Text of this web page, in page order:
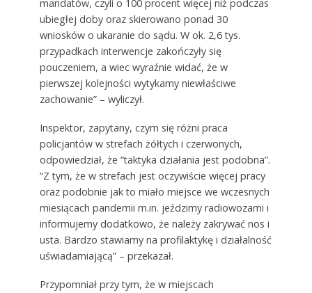
mandatów, czyli o 100 procent więcej niż podczas
ubiegłej doby oraz skierowano ponad 30
wniosków o ukaranie do sądu. W ok. 2,6 tys.
przypadkach interwencje zakończyły się
pouczeniem, a wiec wyraźnie widać, że w
pierwszej kolejności wytykamy niewłaściwe
zachowanie” – wyliczył.
Inspektor, zapytany, czym się różni praca
policjantów w strefach żółtych i czerwonych,
odpowiedział, że “taktyka działania jest podobna”.
“Z tym, że w strefach jest oczywiście więcej pracy
oraz podobnie jak to miało miejsce we wczesnych
miesiącach pandemii m.in. jeździmy radiowozami i
informujemy dodatkowo, że należy zakrywać nos i
usta. Bardzo stawiamy na profilaktykę i działalność
uświadamiającą” – przekazał.
Przypomniał przy tym, że w miejscach